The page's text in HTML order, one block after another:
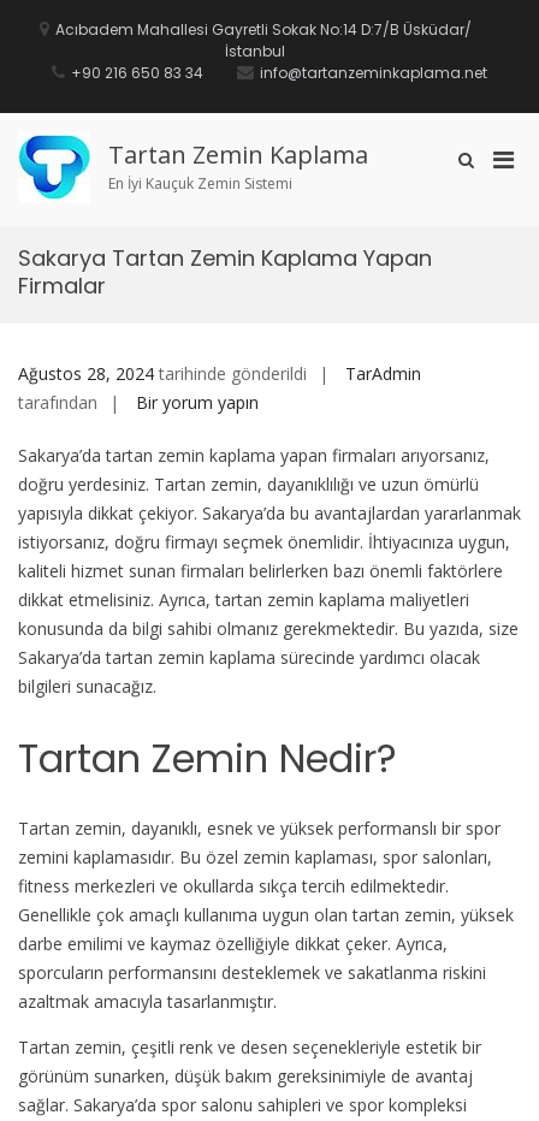
Acıbadem Mahallesi Gayretli Sokak No:14 D:7/B Üsküdar/
İstanbul
+90 216 650 83 34
info@tartanzeminkaplama.net
Tartan Zemin Kaplama
En İyi Kauçuk Zemin Sistemi
Arama
Sakarya Tartan Zemin Kaplama Yapan
Firmalar
Ağustos 28, 2024tarihinde gönderildi
TarAdmin
tarafından
Sakarya
Zemin
Kaplama
Yapan
Firmalar
için
Bir yorum yapın
Sakarya’da tartan zemin kaplama yapan firmaları arıyorsanız,
doğru yerdesiniz. Tartan zemin, dayanıklılığı ve uzun ömürlü
yapısıyla dikkat çekiyor. Sakarya’da bu avantajlardan yararlanmak
istiyorsanız, doğru firmayı seçmek önemlidir. İhtiyacınıza uygun,
kaliteli hizmet sunan firmaları belirlerken bazı önemli faktörlere
dikkat etmelisiniz. Ayrıca, tartan zemin kaplama maliyetleri
konusunda da bilgi sahibi olmanız gerekmektedir. Bu yazıda, size
Sakarya’da tartan zemin kaplama sürecinde yardımcı olacak
bilgileri sunacağız.
Tartan Zemin Nedir?
Tartan zemin, dayanıklı, esnek ve yüksek performanslı bir spor
zemini kaplamasıdır. Bu özel zemin kaplaması, spor salonları,
fitness merkezleri ve okullarda sıkça tercih edilmektedir.
Genellikle çok amaçlı kullanıma uygun olan tartan zemin, yüksek
darbe emilimi ve kaymaz özelliğiyle dikkat çeker. Ayrıca,
sporcuların performansını desteklemek ve sakatlanma riskini
azaltmak amacıyla tasarlanmıştır.
Tartan zemin, çeşitli renk ve desen seçenekleriyle estetik bir
görünüm sunarken, düşük bakım gereksinimiyle de avantaj
sağlar. Sakarya’da spor salonu sahipleri ve spor kompleksi